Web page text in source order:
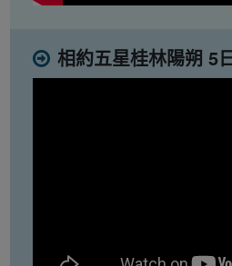
相約五星桂林陽朔 5